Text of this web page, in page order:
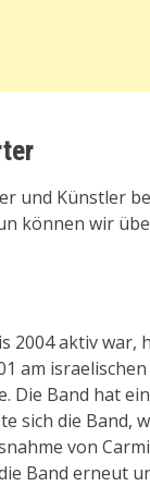
und Künstler
können wir
2004 aktiv war,
am
Band hat
sich die Band,
von
Band erneut